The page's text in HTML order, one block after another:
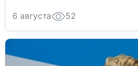
6 августа 52